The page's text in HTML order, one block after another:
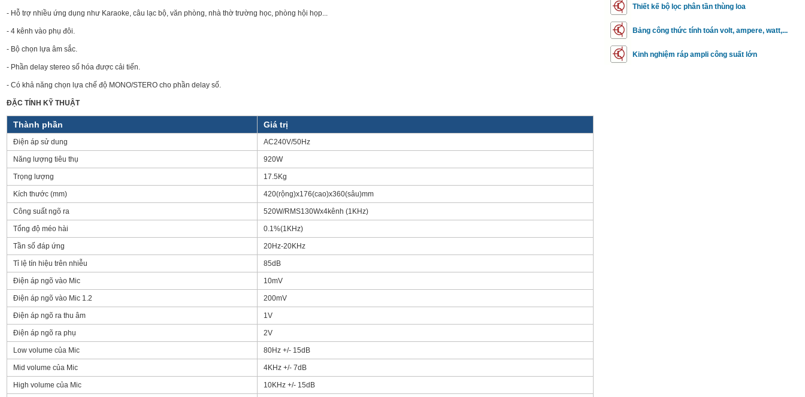
- Hỗ trợ nhiều ứng dụng như Karaoke, câu lạc bộ, văn phòng, nhà thờ trường học, phòng hội họp...
- 4 kênh vào phụ đôi.
- Bộ chọn lựa âm sắc.
- Phần delay stereo số hóa được cải tiến.
- Có khả năng chọn lựa chế độ MONO/STERO cho phần delay số.
ĐẶC TÍNH KỸ THUẬT
Thành phần Giá trị
Điện áp sử dung AC240V/50Hz
Năng lượng tiêu thụ 920W
Trọng lượng 17.5Kg
Kích thước (mm) 420(rộng)x176(cao)x360(sâu)mm
Công suất ngõ ra 520W/RMS130Wx4kênh (1KHz)
Tổng độ méo hài 0.1%(1KHz)
Tần số đáp ứng 20Hz-20KHz
Tỉ lệ tín hiệu trên nhiễu 85dB
Điện áp ngõ vào Mic 10mV
Điện áp ngõ vào Mic 1.2 200mV
Điện áp ngõ ra thu âm 1V
Điện áp ngõ ra phụ 2V
Low volume của Mic 80Hz +/- 15dB
Mid volume của Mic 4KHz +/- 7dB
High volume của Mic 10KHz +/- 15dB
Thiết kế bộ lọc phân tần thùng loa
Bảng công thức tính toán volt, ampere, watt,...
Kinh nghiệm ráp ampli công suất lớn